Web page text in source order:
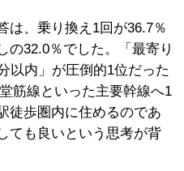
は、乗り換え1回が36.7％
の32.0％でした。「最寄り
以内」が圧倒的1位だった
筋線といった主要幹線へ1
徒歩圏内に住めるのであ
ても良いという思考が背